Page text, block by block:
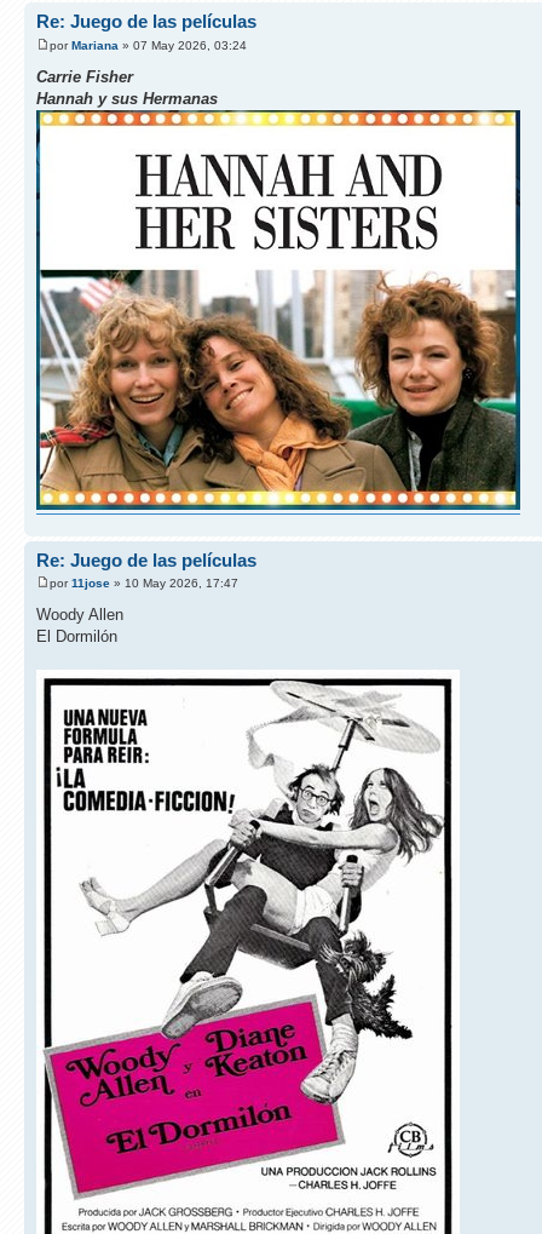
Re: Juego de las películas
porMariana » 07 May 2026, 03:24
Carrie Fisher
Hannah y sus Hermanas
Re: Juego de las películas
por11jose » 10 May 2026, 17:47
Woody Allen
El Dormilón